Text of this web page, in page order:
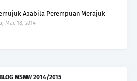
Apabila Perempuan Merajuk
Mac 18, 2014
MSMW 2014/2015